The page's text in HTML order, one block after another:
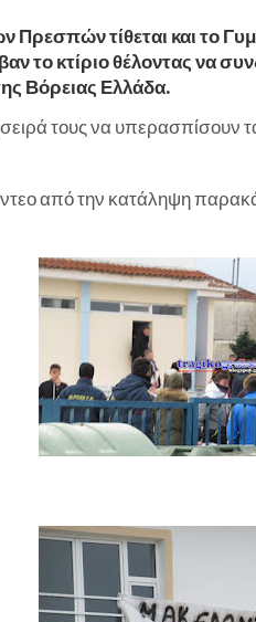
Πρεσπών τίθεται και το
το κτίριο θέλοντας να
Βόρειας Ελλάδα.
τους να υπερασπίσουν
από την κατάληψη